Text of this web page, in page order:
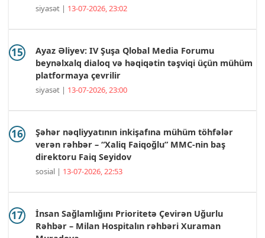
siyasət | 13-07-2026, 23:02
Ayaz Əliyev: IV Şuşa Qlobal Media Forumu
beynəlxalq dialoq və həqiqətin təşviqi üçün mühüm
platformaya çevrilir
siyasət | 13-07-2026, 23:00
Şəhər nəqliyyatının inkişafına mühüm töhfələr
verən rəhbər – “Xaliq Faiqoğlu” MMC-nin baş
direktoru Faiq Seyidov
sosial | 13-07-2026, 22:53
İnsan Sağlamlığını Prioritetə Çevirən Uğurlu
Rəhbər – Milan Hospitalın rəhbəri Xuraman